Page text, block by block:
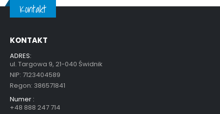
Kontakt
KONTAKT
ADRES:
ul. Targowa 9, 21-040 Świdnik
NIP: 7123404589
Regon: 386571841
Numer :
+48 888 247 714